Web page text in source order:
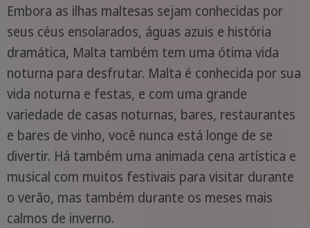
Embora as ilhas maltesas sejam conhecidas por
seus céus ensolarados, águas azuis e história
dramática, Malta também tem uma ótima vida
noturna para desfrutar. Malta é conhecida por sua
vida noturna e festas, e com uma grande
variedade de casas noturnas, bares, restaurantes
e bares de vinho, você nunca está longe de se
divertir. Há também uma animada cena artística e
musical com muitos festivais para visitar durante
o verão, mas também durante os meses mais
calmos de inverno.